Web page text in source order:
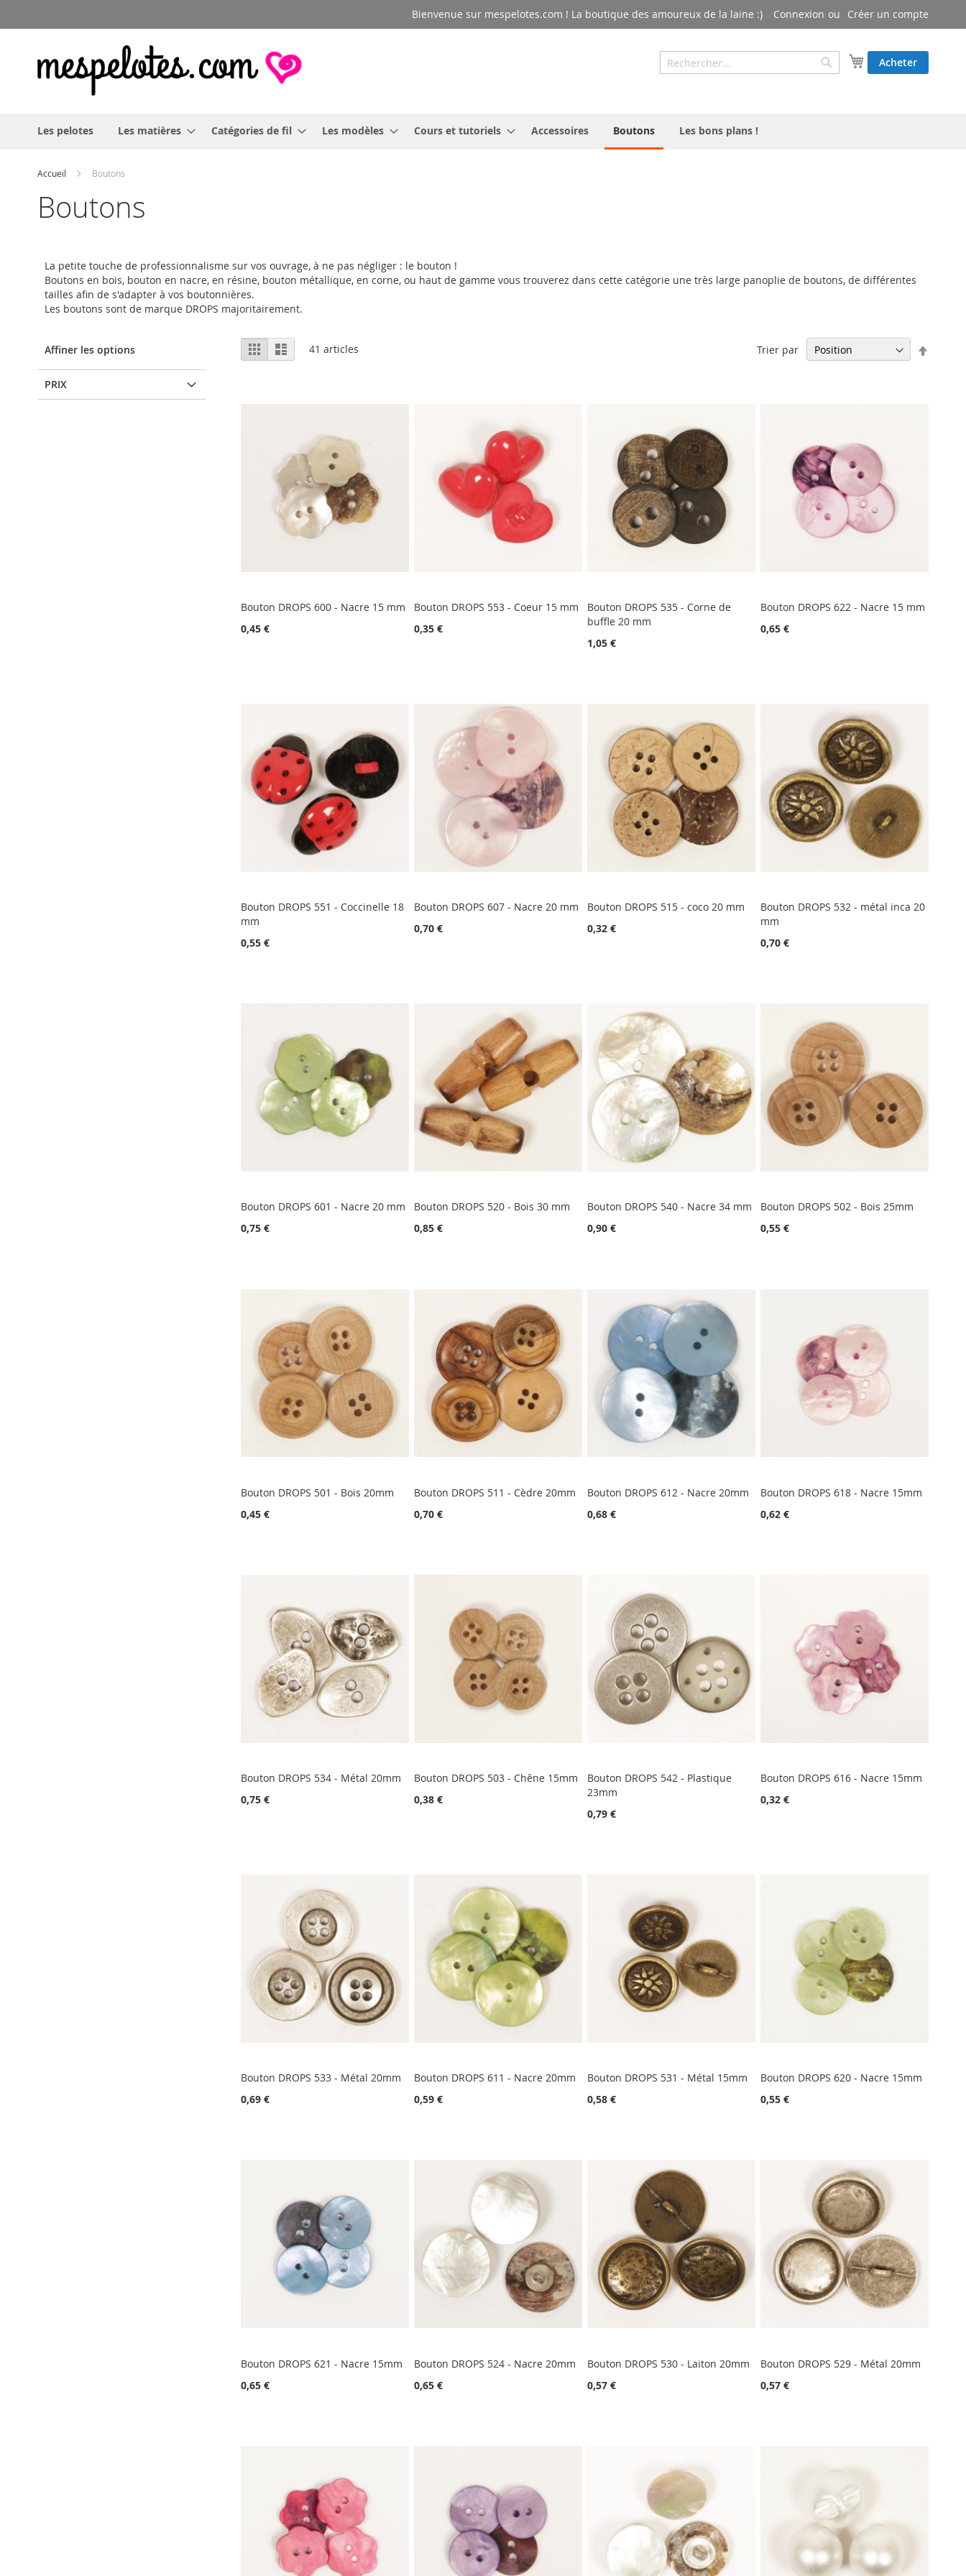
au
Bienvenue sur mespelotes.com ! La boutique des amoureux de la laine :) Connexion Créer un compte
Mon panier
Acheter
Rechercher
Rechercher
Les pelotes Les matières Catégories de fil Les modèles Cours et tutoriels Accessoires Boutons Les bons plans !
Accueil Boutons
Boutons
La petite touche de professionnalisme sur vos ouvrage, à ne pas négliger : le bouton !
Boutons en bois, bouton en nacre, en résine, bouton métallique, en corne, ou haut de gamme vous trouverez dans cette catégorie une très large panoplie de boutons, de différentes
tailles afin de s'adapter à vos boutonnières.
Les boutons sont de marque DROPS majoritairement.
Afficher
en
GrilleListe 41 articles Trier par
Bouton DROPS 600 - Nacre 15 mm
0,45 €
Bouton DROPS 553 - Coeur 15 mm
0,35 €
Bouton DROPS 535 - Corne de
buffle 20 mm
1,05 €
Bouton DROPS 622 - Nacre 15 mm
0,65 €
Bouton DROPS 551 - Coccinelle 18
mm
0,55 €
Bouton DROPS 607 - Nacre 20 mm
0,70 €
Bouton DROPS 515 - coco 20 mm
0,32 €
Bouton DROPS 532 - métal inca 20
mm
0,70 €
Bouton DROPS 601 - Nacre 20 mm
0,75 €
Bouton DROPS 520 - Bois 30 mm
0,85 €
Bouton DROPS 540 - Nacre 34 mm
0,90 €
Bouton DROPS 502 - Bois 25mm
0,55 €
Bouton DROPS 501 - Bois 20mm
0,45 €
Bouton DROPS 511 - Cèdre 20mm
0,70 €
Bouton DROPS 612 - Nacre 20mm
0,68 €
Bouton DROPS 618 - Nacre 15mm
0,62 €
Bouton DROPS 534 - Métal 20mm
0,75 €
Bouton DROPS 503 - Chêne 15mm
0,38 €
Bouton DROPS 542 - Plastique
23mm
0,79 €
Bouton DROPS 616 - Nacre 15mm
0,32 €
Bouton DROPS 533 - Métal 20mm
0,69 €
Bouton DROPS 611 - Nacre 20mm
0,59 €
Bouton DROPS 531 - Métal 15mm
0,58 €
Bouton DROPS 620 - Nacre 15mm
0,55 €
Bouton DROPS 621 - Nacre 15mm
0,65 €
Bouton DROPS 524 - Nacre 20mm
0,65 €
Bouton DROPS 530 - Laiton 20mm
0,57 €
Bouton DROPS 529 - Métal 20mm
0,57 €
Affiner les options
PRIX